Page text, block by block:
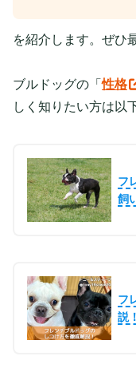
を紹介します。ぜひ
ブルドッグの「性格
しく知りたい方は以
フ
飼
フ
説